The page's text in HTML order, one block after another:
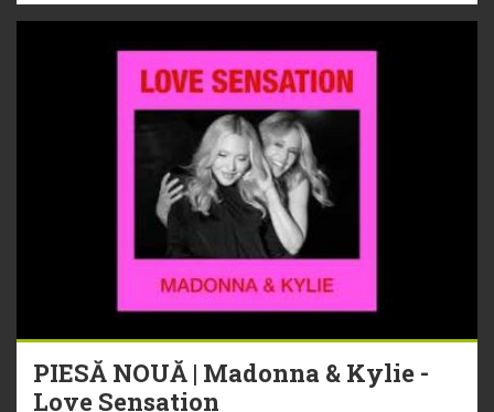
PIESĂ NOUĂ | Madonna & Kylie -
Love Sensation